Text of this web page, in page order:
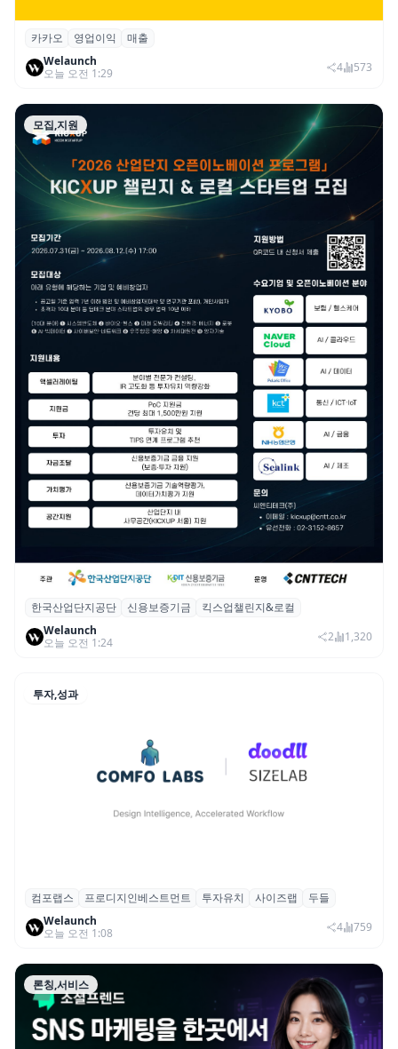
카카오, 2026년 2분기 매출 2조985억·영업
이익 2770억…역대 분기 최대
카카오 영업이익
매출
Welaunch
오늘 오전 1:29
4 573
모집,지원
산단공·신보, 2026 ‘킥스업 챌린지&로컬’ 참
여 스타트업 모집
한국산업단지공단 신용보증기금
킥스업챌린지&로컬
Welaunch
오늘 오전 1:24
2 1,320
투자,성과
컴포랩스, 프로디지인베스트먼트로부터 시
드 투자 유치
컴포랩스 프로디지인베스트먼트 투자유치 사이즈랩
두들
Welaunch
오늘 오전 1:08
4 759
론칭,서비스